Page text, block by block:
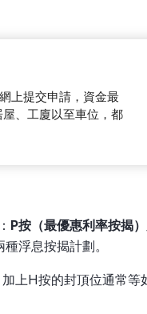
上提交申請，資金最
、工廈以至車位，都
P按（最優惠利率按揭）
浮息按揭計劃。
上H按的封頂位通常等